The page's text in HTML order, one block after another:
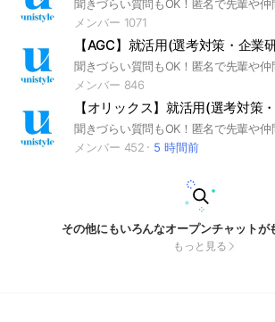
▼unistyleが運営する電機のオプチャグルー
プ / 日立製作所 / パナソニック / 富士通 /
三菱電機 / キーエンス / 村田製作所 / キヤノ
津製作所 / 富士フイルムビジネスイノベーシ
芝 / ヤンマー / クボタ / リコー / GSアユサ
コン / 住友電気工業（住友電工） / セイコー
森精機 / ブリヂストン / 日東電工 / オムロン
クトロン / コニカミノルタ / ブラザー工業 /
/ シャープ（SHARP) / ミネベアミツミ / 日
（小松製作所） / 住友重機械工業 / アルプス
電機 / ファナック(FANUC) / キヤノンマーケ
ちらから▼ https://x.gd/lmSat
メンバー 1071
【AGC】就活用(選考対策・企業
メンバー 846
メンバー 452
5 時間前
その他にもいろんなオープンチャットが
もっと見る